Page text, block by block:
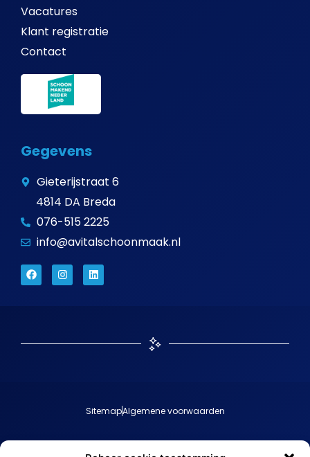
Vacatures
Klant registratie
Contact
Gegevens
Gieterijstraat 6
4814 DA Breda
076-515 2225
info@avitalschoonmaak.nl
SitemapAlgemene voorwaarden